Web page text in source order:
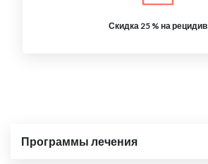
Скидка 25 % на рецидив
Программы лечения